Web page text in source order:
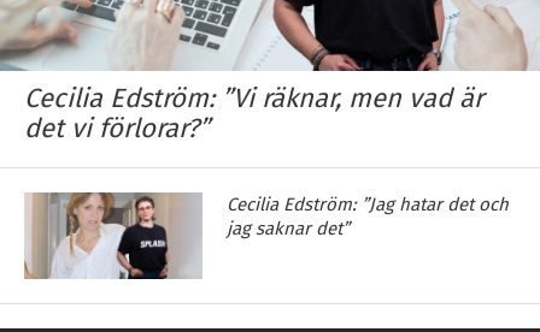
Cecilia Edström: ”Vi räknar, men vad är
det vi förlorar?”
Cecilia Edström: ”Jag hatar det och
jag saknar det”